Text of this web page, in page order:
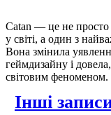
Catan — це не просто
у світі, а один з
Вона змінила
геймдизайну і
світовим феноменом.
Інші